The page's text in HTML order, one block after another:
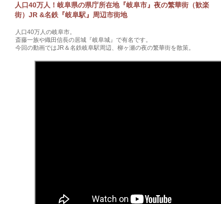
人口40万人！岐阜県の県庁所在地『岐阜市』夜の繁華街（歓楽
街）JR &名鉄『岐阜駅』周辺市街地
人口40万人の岐阜市。
斎藤一族や織田信長の居城『岐阜城』で有名です。
今回の動画ではJR＆名鉄岐阜駅周辺、柳ヶ瀬の夜の繁華街を散策。